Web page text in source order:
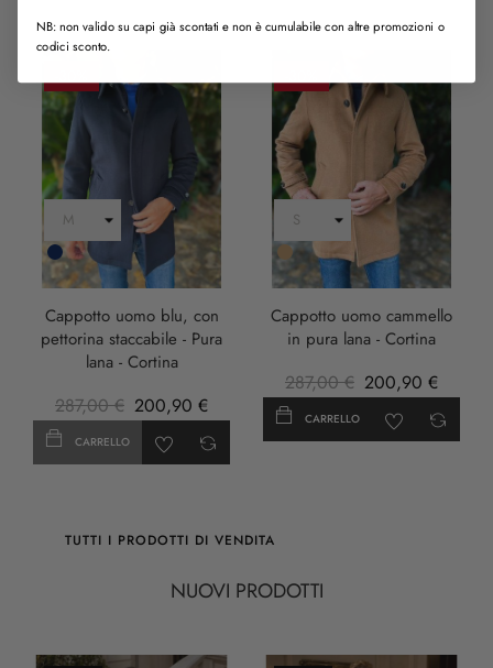
Blu
Scuro
Cappotto uomo blu, con
pettorina staccabile - Pura
lana - Cortina
287,00 € 200,90 €
CARRELLO
Cammello
Cappotto uomo cammello
in pura lana - Cortina
287,00 € 200,90 €
CARRELLO
TUTTI I PRODOTTI DI VENDITA
NUOVI PRODOTTI
NB: non valido su capi già scontati e non è cumulabile con altre promozioni o
codici sconto.